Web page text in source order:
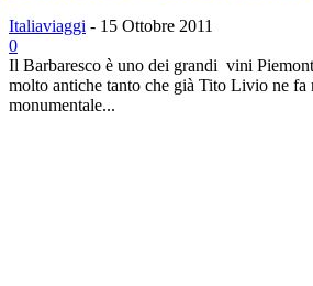
Italiaviaggi - 15 Ottobre 2011
0
Il Barbaresco è uno dei grandi vini
molto antiche tanto che già Tito Livio ne fa
monumentale...